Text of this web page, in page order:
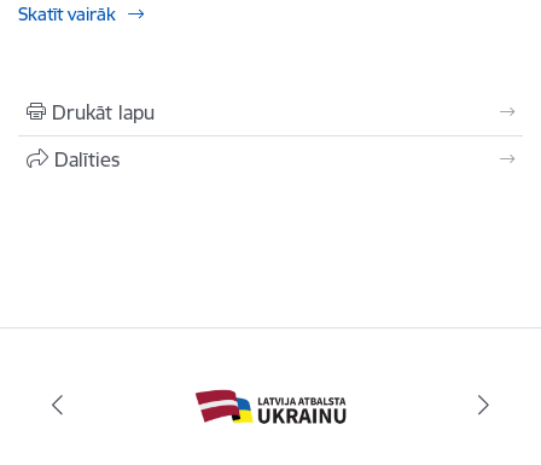
Skatīt vairāk
Drukāt lapu
Dalīties